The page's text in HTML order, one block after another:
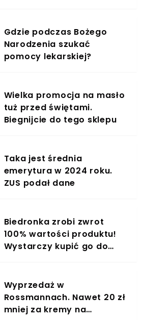
Gdzie podczas Bożego
Narodzenia szukać
pomocy lekarskiej?
Wielka promocja na masło
tuż przed świętami.
Biegnijcie do tego sklepu
Taka jest średnia
emerytura w 2024 roku.
ZUS podał dane
Biedronka zrobi zwrot
100% wartości produktu!
Wystarczy kupić go do
Wyprzedaż w
Rossmannach. Nawet 20 zł
mniej za kremy na